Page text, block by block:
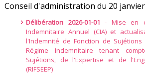
Conseil d'administration du 20
Délibération 2026-01-01- Mise en
Indemnitaire Annuel (CIA) et
l'Indemnité de Fonction de Sujétions
Régime Indemnitaire tenant
Sujétions, de l'Expertise et de
(RIFSEEP)